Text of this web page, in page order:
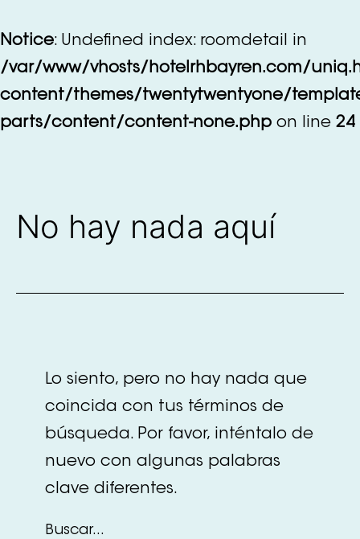
al
contenido
Notice: Undefined index: roomdetail in
/var/www/vhosts/hotelrhbayren.com/
content/themes/twentytwentyone/
parts/content/content-none.php on line 24
No hay nada aquí
Lo siento, pero no hay nada que
coincida con tus términos de
búsqueda. Por favor, inténtalo de
nuevo con algunas palabras
clave diferentes.
Buscar...